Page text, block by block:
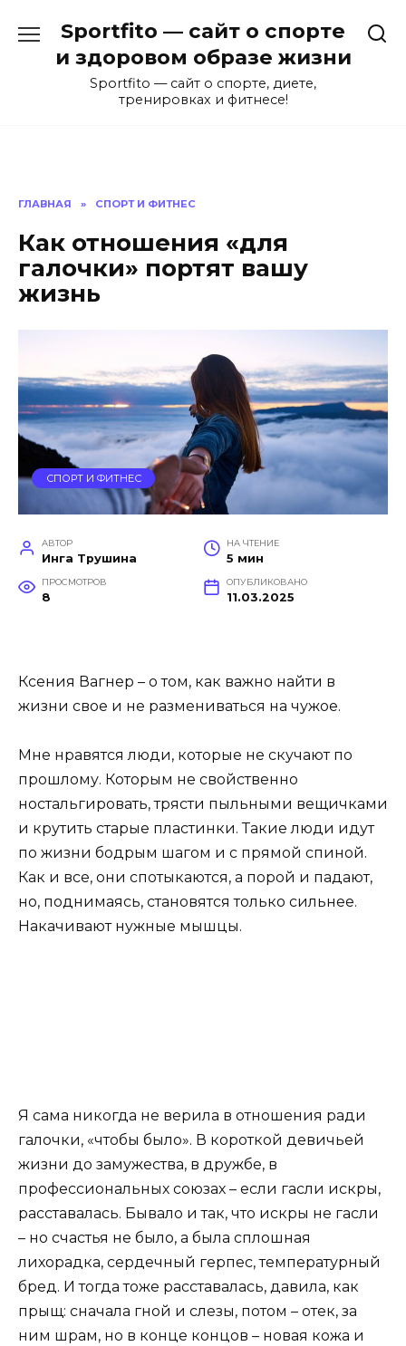
содержанию
Sportfito — сайт о спорте
и здоровом образе жизни
Sportfito — сайт о спорте, диете,
тренировках и фитнесе!
ГЛАВНАЯ » СПОРТ И ФИТНЕС
Как отношения «для
галочки» портят вашу
жизнь
СПОРТ И ФИТНЕС
АВТОР
Инга Трушина
НА ЧТЕНИЕ
5 мин
ПРОСМОТРОВ
8
ОПУБЛИКОВАНО
11.03.2025
Ксения Вагнер – о том, как важно найти в
жизни свое и не размениваться на чужое.
Мне нравятся люди, которые не скучают по
прошлому. Которым не свойственно
ностальгировать, трясти пыльными вещичками
и крутить старые пластинки. Такие люди идут
по жизни бодрым шагом и с прямой спиной.
Как и все, они спотыкаются, а порой и падают,
но, поднимаясь, становятся только сильнее.
Накачивают нужные мышцы.
Я сама никогда не верила в отношения ради
галочки, «чтобы было». В короткой девичьей
жизни до замужества, в дружбе, в
профессиональных союзах – если гасли искры,
расставалась. Бывало и так, что искры не гасли
– но счастья не было, а была сплошная
лихорадка, сердечный герпес, температурный
бред. И тогда тоже расставалась, давила, как
прыщ: сначала гной и слезы, потом – отек, за
ним шрам, но в конце концов – новая кожа и